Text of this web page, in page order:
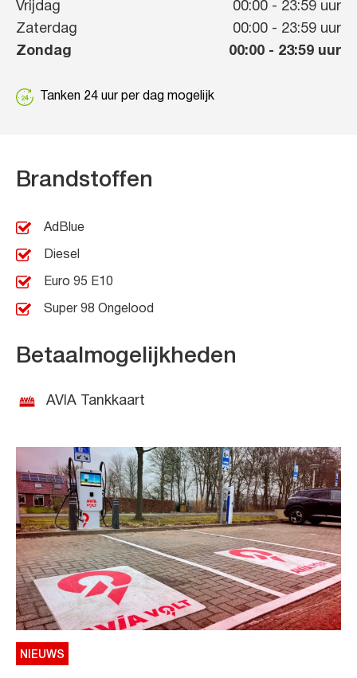
Vrijdag
00:00 - 23:59 uur
Zaterdag
00:00 - 23:59 uur
Zondag
00:00 - 23:59 uur
Tanken 24 uur per dag mogelijk
Brandstoffen
AdBlue
Diesel
Euro 95 E10
Super 98 Ongelood
Betaalmogelijkheden
AVIA Tankkaart
NIEUWS